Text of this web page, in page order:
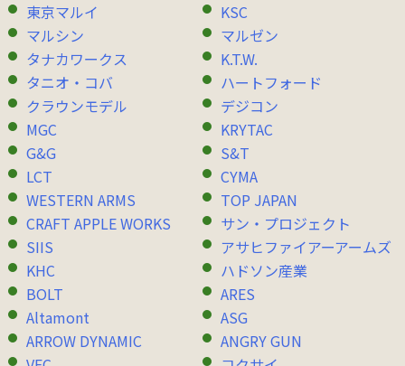
東京マルイ
KSC
マルシン
マルゼン
タナカワークス
K.T.W.
タニオ・コバ
ハートフォード
クラウンモデル
デジコン
MGC
KRYTAC
G&G
S&T
LCT
CYMA
WESTERN ARMS
TOP JAPAN
CRAFT APPLE WORKS
サン・プロジェクト
SIIS
アサヒファイアーアームズ
KHC
ハドソン産業
BOLT
ARES
Altamont
ASG
ARROW DYNAMIC
ANGRY GUN